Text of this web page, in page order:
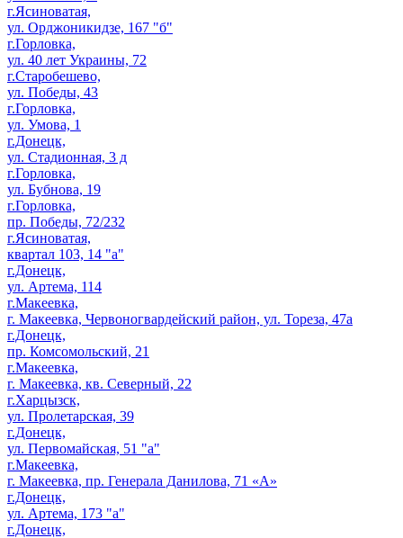
г.Ясиноватая,
ул. Орджоникидзе, 167 "б"
г.Горловка,
ул. 40 лет Украины, 72
г.Старобешево,
ул. Победы, 43
г.Горловка,
ул. Умова, 1
г.Донецк,
ул. Стадионная, 3 д
г.Горловка,
ул. Бубнова, 19
г.Горловка,
пр. Победы, 72/232
г.Ясиноватая,
квартал 103, 14 "а"
г.Донецк,
ул. Артема, 114
г.Макеевка,
г. Макеевка, Червоногвардейский район, ул. Тореза, 47а
г.Донецк,
пр. Комсомольский, 21
г.Макеевка,
г. Макеевка, кв. Северный, 22
г.Харцызск,
ул. Пролетарская, 39
г.Донецк,
ул. Первомайская, 51 "а"
г.Макеевка,
г. Макеевка, пр. Генерала Данилова, 71 «А»
г.Донецк,
ул. Артема, 173 "а"
г.Донецк,